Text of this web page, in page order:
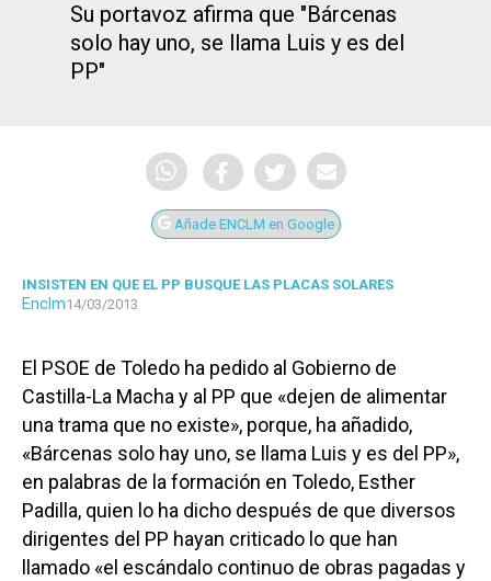
Su portavoz afirma que "Bárcenas
solo hay uno, se llama Luis y es del
PP"
Añade ENCLM en Google
INSISTEN EN QUE EL PP BUSQUE LAS PLACAS SOLARES
Enclm14/03/2013
El PSOE de Toledo ha pedido al Gobierno de
Castilla-La Macha y al PP que «dejen de alimentar
una trama que no existe», porque, ha añadido,
«Bárcenas solo hay uno, se llama Luis y es del PP»,
en palabras de la formación en Toledo, Esther
Padilla, quien lo ha dicho después de que diversos
dirigentes del PP hayan criticado lo que han
llamado «el escándalo continuo de obras pagadas y